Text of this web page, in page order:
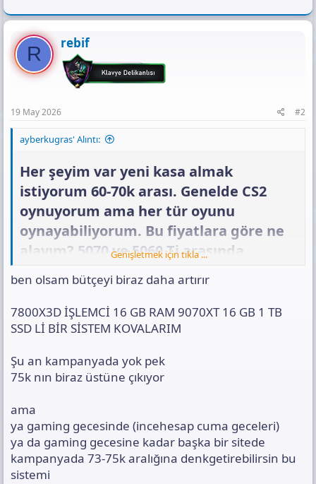
R rebif
19 May 2026 #2
ayberkugras' Alıntı:
Her şeyim var yeni kasa almak
istiyorum 60-70k arası. Genelde CS2
oynuyorum ama her tür oyunu
oynayabiliyorum. Bu fiyatlara göre ne
alayım? 5070 ve 5060 Ti arasında
karar veremedim nasıl bir sistem
alınabilir? En mantıklı fikir lazım.​
Genişletmek için tıkla ...
ben olsam bütçeyi biraz daha artırır
7800X3D İŞLEMCİ 16 GB RAM 9070XT 16 GB 1 TB
SSD Lİ BİR SİSTEM KOVALARIM
Şu an kampanyada yok pek
75k nın biraz üstüne çıkıyor
ama
ya gaming gecesinde (incehesap cuma geceleri)
ya da gaming gecesine kadar başka bir sitede
kampanyada 73-75k aralığına denkgetirebilirsin bu
sistemi